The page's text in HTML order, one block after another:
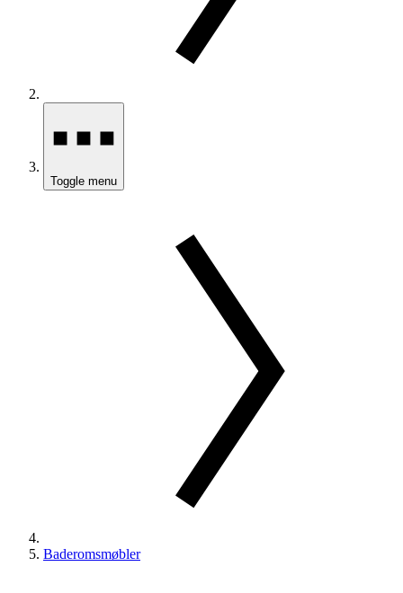
Toggle menu
Baderomsmøbler